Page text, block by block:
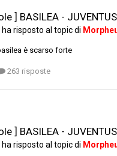
] BASILEA -
ha risposto al topic di
è scarso forte
263 risposte
] BASILEA -
ha risposto al topic di